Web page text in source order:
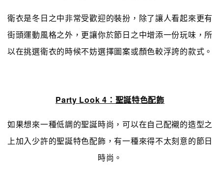
衛衣是冬日之中非常受歡迎的裝扮，除了讓人看起來更有
街頭運動風格之外，更讓你於節日之中增添一份玩味，所
以在挑選衛衣的時候不妨選擇圖案或顏色較浮誇的款式。
Party Look 4：聖誕特色配飾
如果想來一種低調的聖誕時尚，可以在自己配襯的造型之
上加入少許的聖誕特色配飾，有一種來得不太刻意的節日
時尚。